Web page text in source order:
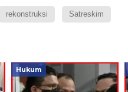
rekonstruksi Satreskim
Hukum